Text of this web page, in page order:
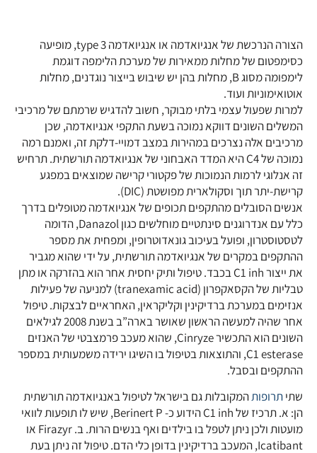
הצורה הנרכשת של אנגיואדמה או אנגיואדמה type 3, מופיעה
כסימפטום של מחלות ממאירות של מערכת הלימפה דוגמת
לימפומה מסוג B, מחלות בהן יש שיבוש בייצור נוגדנים, מחלות
אוטואימוניות ועוד.
למרות שפעול עצמי בלתי מבוקר, חשוב להדגיש שרמתם של מרכיבי
המשלים השונים דווקא נמוכה בשעת התקפי אנגיואדמה, שכן
מרכיבים אלה נצרכים במהירות במצב דמויי-דלקת זה, ואמנם רמה
נמוכה של C4 היא המדד האבחוני של אנגיואדמה תורשתית. תרחיש
זה אנלוגי לרמות הנמוכות של פקטורי קרישה שמוצאים במפגע
קרישת-יתר תוך וסקולארית מפושטת (DIC).
אנשים הסובלים מהתקפים תכופים של אנגיואדמה מטופלים בדרך
כלל עם אנדרוגנים סינתטיים מוחלשים כגון Danazol, הדומה
לטסטוסטרון, ופועל בעיכוב גונאדוטרופין, ומפחית את מספר
ההתקפים במקרים של אנגיואדמה תורשתית, על ידי שהוא מגביר
את ייצור C1 inh בכבד. טיפול ותיק יחסית אחר הוא בהזרקה או מתן
טבליות של הקסאקפרון (tranexamic acid) למניעה של פעילות
אנזימים במערכת ברדיקינין וקליקראין, האחראיים לבצקות. טיפול
אחר שהיה למעשה הראשון שאושר בארה”ב בשנת 2008 לגילאים
השונים הוא התכשיר Cinryze, שהוא מעכב פרמצבטי של האנזים
C1 esterase, והתוצאות בטיפול בו השיגו ירידה משמעותית במספר
ההתקפים ובסבל.
שתיתרופותהמקובלות גם בישראל לטיפול באנגיואדמה תורשתית
הן: א. תרכיז של C1 inh הידוע כ- Berinert P, שיש לו תופעות לוואי
מועטות ולכן ניתן לטפל בו בילדים ואף בנשים הרות. ב. Firazyr או
Icatibant, המעכב ברדיקינין בדופן כלי הדם. טיפול זה ניתן בעת